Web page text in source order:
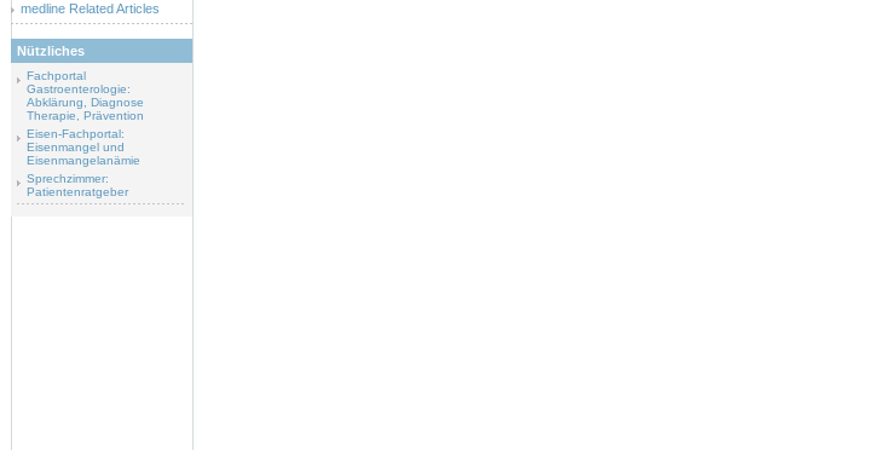
medline Related Articles
Nützliches
Fachportal
Gastroenterologie:
Abklärung, Diagnose
Therapie, Prävention
Eisen-Fachportal:
Eisenmangel und
Eisenmangelanämie
Sprechzimmer:
Patientenratgeber